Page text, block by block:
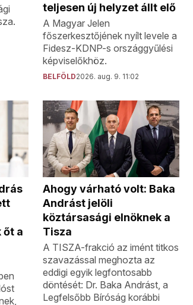
teljesen új helyzet állt elő
A Magyar Jelen
főszerkesztőjének nyílt levele a
Fidesz-KDNP-s országgyűlési
képviselőkhöz.
BELFÖLD2026. aug. 9. 11:02
őt a
Ahogy várható volt: Baka
Andrást jelöli
köztársasági elnöknek a
Tisza
A TISZA-frakció az imént titkos
szavazással meghozta az
eddigi egyik legfontosabb
döntését: Dr. Baka Andrást, a
Legfelsőbb Bíróság korábbi